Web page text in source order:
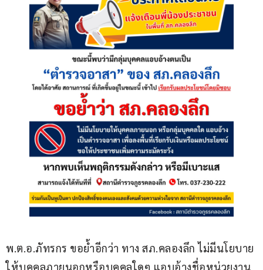
พ.ต.อ.ภัทรกร ขอย้ำอีกว่า ทาง สภ.คลองลึก ไม่มีนโยบาย
ให้บุคคลภายนอกหรือบุคคลใดๆ แอบอ้างชื่อหน่วยงาน